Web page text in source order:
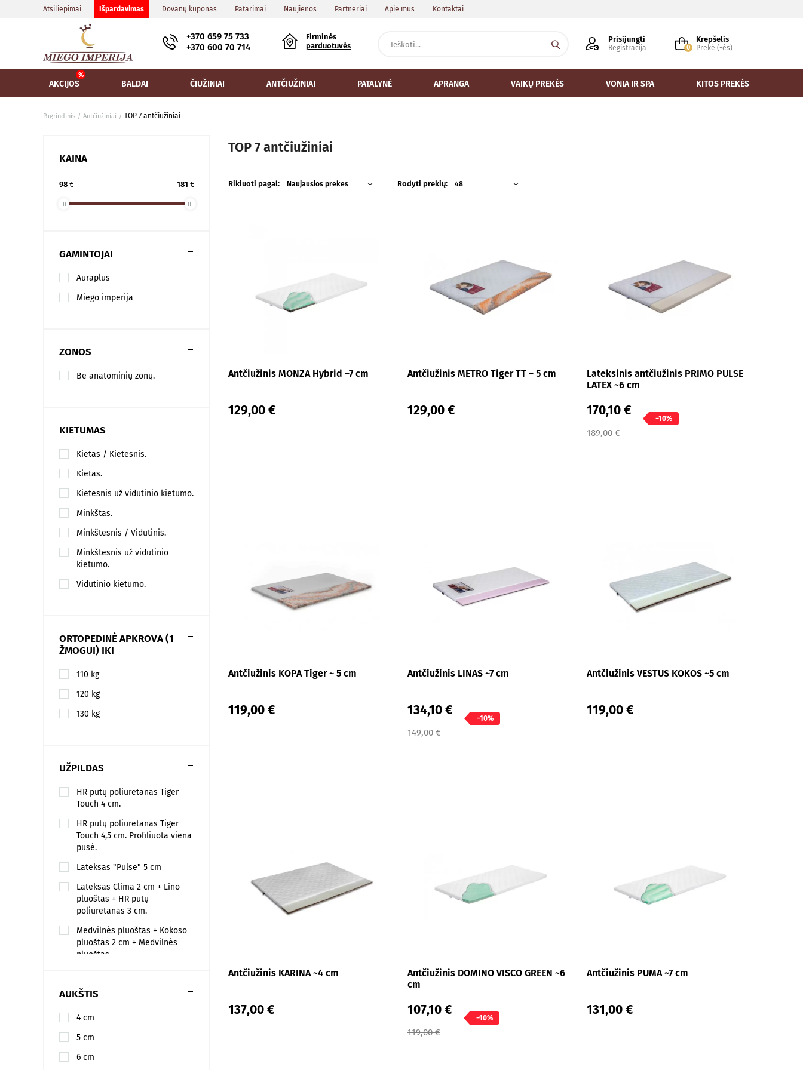
Atsiliepimai Išpardavimas Dovanų kuponas Patarimai Naujienos Partneriai Apie mus Kontaktai
+370 659 75 733
+370 600 70 714
Firminės
parduotuvės
Prisijungti
Registracija 0
Krepšelis
Prekė (-ės)
AKCIJOS BALDAI ČIUŽINIAI ANTČIUŽINIAI PATALYNĖ APRANGA VAIKŲ PREKĖS VONIA IR SPA KITOS PREKĖS
Pagrindinis Antčiužiniai TOP 7 antčiužiniai
KAINA
98 € 181 €
GAMINTOJAI
Auraplus
Miego imperija
ZONOS
Be anatominių zonų.
KIETUMAS
Kietas / Kietesnis.
Kietas.
Kietesnis už vidutinio kietumo.
Minkštas.
Minkštesnis / Vidutinis.
Minkštesnis už vidutinio
kietumo.
Vidutinio kietumo.
ORTOPEDINĖ APKROVA (1
ŽMOGUI) IKI
110 kg
120 kg
130 kg
UŽPILDAS
HR putų poliuretanas Tiger
Touch 4 cm.
HR putų poliuretanas Tiger
Touch 4,5 cm. Profiliuota viena
pusė.
Lateksas "Pulse" 5 cm
Lateksas Clima 2 cm + Lino
pluoštas + HR putų
poliuretanas 3 cm.
Medvilnės pluoštas + Kokoso
pluoštas 2 cm + Medvilnės
pluoštas.
pluoštas 2 cm + Putų
poliuretanas 2 cm.
Viskoelastinė medžiaga
VitaRest Origin BIO green 3 cm
AUKŠTIS
4 cm
5 cm
6 cm
TOP 7 antčiužiniai
Rikiuoti pagal: Naujausios prekes Rodyti prekių: 48
Antčiužinis MONZA Hybrid ~7 cm
129,00 €
Antčiužinis METRO Tiger TT ~ 5 cm
129,00 €
Lateksinis antčiužinis PRIMO PULSE
LATEX ~6 cm
170,10 €
189,00 €
−10%
Antčiužinis KOPA Tiger ~ 5 cm
119,00 €
Antčiužinis LINAS ~7 cm
134,10 €
149,00 €
−10%
Antčiužinis VESTUS KOKOS ~5 cm
119,00 €
Antčiužinis KARINA ~4 cm
137,00 €
Antčiužinis DOMINO VISCO GREEN ~6
cm
107,10 €
119,00 €
−10%
Antčiužinis PUMA ~7 cm
131,00 €